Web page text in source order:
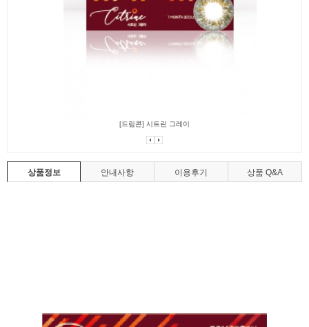
[드림콘] 시트린 그레이
상품정보 안내사항 이용후기 상품 Q&A